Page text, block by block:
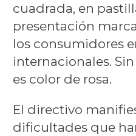
cuadrada, en
presentación
los consumidores
internacionales.
es color de rosa.
El directivo
dificultades que